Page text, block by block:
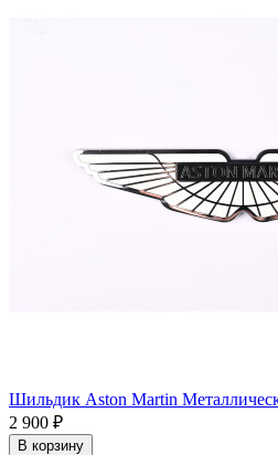
Шильдик Aston Martin
2 900 ₽
В корзину